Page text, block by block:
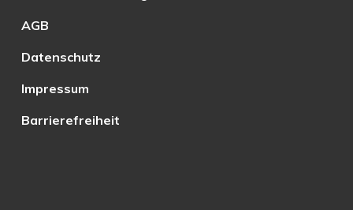
AGB
Datenschutz
Impressum
Barrierefreiheit